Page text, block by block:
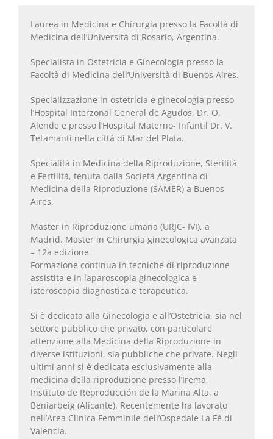
Laurea in Medicina e Chirurgia presso la Facoltà di
Medicina dell’Università di Rosario, Argentina.
Specialista in Ostetricia e Ginecologia presso la
Facoltà di Medicina dell’Università di Buenos Aires.
Specializzazione in ostetricia e ginecologia presso
l’Hospital Interzonal General de Agudos, Dr. O.
Alende e presso l’Hospital Materno- Infantil Dr. V.
Tetamanti nella città di Mar del Plata.
Specialità in Medicina della Riproduzione, Sterilità
e Fertilità, tenuta dalla Società Argentina di
Medicina della Riproduzione (SAMER) a Buenos
Aires.
Master in Riproduzione umana (URJC- IVI), a
Madrid. Master in Chirurgia ginecologica avanzata
– 12a edizione.
Formazione continua in tecniche di riproduzione
assistita e in laparoscopia ginecologica e
isteroscopia diagnostica e terapeutica.
Si è dedicata alla Ginecologia e all’Ostetricia, sia nel
settore pubblico che privato, con particolare
attenzione alla Medicina della Riproduzione in
diverse istituzioni, sia pubbliche che private. Negli
ultimi anni si è dedicata esclusivamente alla
medicina della riproduzione presso l’Irema,
Instituto de Reproducción de la Marina Alta, a
Beniarbeig (Alicante). Recentemente ha lavorato
nell’Area Clinica Femminile dell’Ospedale La Fé di
Valencia.